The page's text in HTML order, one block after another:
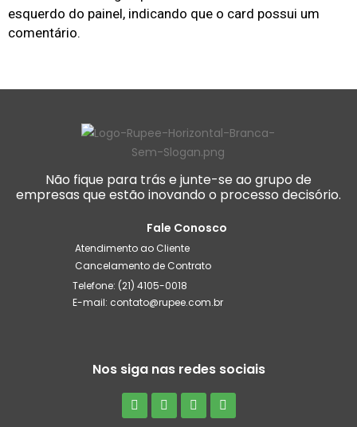
esquerdo do painel, indicando que o card possui um
comentário.
Não fique para trás e junte-se ao grupo de
empresas que estão inovando o processo decisório.
Fale Conosco
Atendimento ao Cliente
Cancelamento de Contrato
Telefone: (21) 4105-0018
E-mail: contato@rupee.com.br
Nos siga nas redes sociais